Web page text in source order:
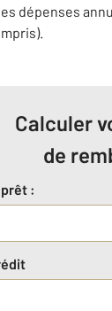
dépenses
Calculer
de
: